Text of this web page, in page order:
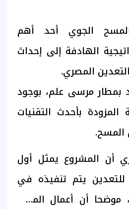
الجوي أحد أهم
الهادفة إلى إحداث
المصري.
بمطار مرسى علم، بوجود
المزودة بأحدث التقنيات
المسح.
أن المشروع يمثل أول
يتم تنفيذه في
42 عامًا، موضحا أن أعمال المسح